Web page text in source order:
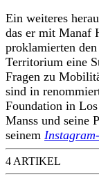
Ein weiteres
das er mit Manaf
proklamierten
Territorium eine
Fragen zu
sind in
Foundation in
Manss und seine
seinem
4 ARTIKEL